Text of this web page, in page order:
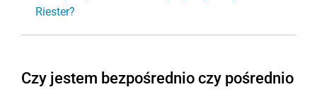
Riester?
Czy jestem bezpośrednio czy pośrednio